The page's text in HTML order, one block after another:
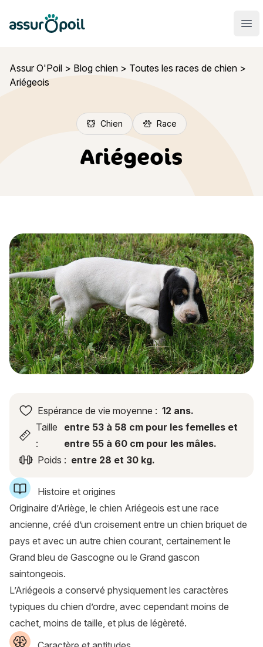
Assur O'Poil
Assur O'Poil > Blog chien > Toutes les races de chien >
Ariégeois
Chien Race
Ariégeois
Ariégeois
Espérance de vie moyenne : 12 ans.
Taille
:
entre 53 à 58 cm pour les femelles et
entre 55 à 60 cm pour les mâles.
Poids : entre 28 et 30 kg.
Histoire et origines
Originaire d’Ariège, le chien Ariégeois est une race
ancienne, créé d’un croisement entre un chien briquet de
pays et avec un autre chien courant, certainement le
Grand bleu de Gascogne ou le Grand gascon
saintongeois.
L’Ariégeois a conservé physiquement les caractères
typiques du chien d’ordre, avec cependant moins de
cachet, moins de taille, et plus de légèreté.